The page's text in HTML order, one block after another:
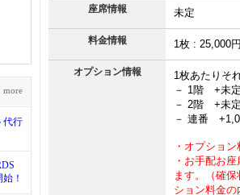
代行
！
more
座席情報 未定
料金情報 1枚 : 25,000
オプション情報 1枚あたりそ
－ 1階 +未
－ 2階 +未
－ 連番
・オプショ
・お手配お
ます。（確
ション料金